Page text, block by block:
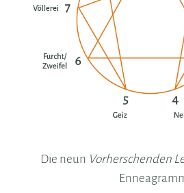
Die neun Vorherschenden